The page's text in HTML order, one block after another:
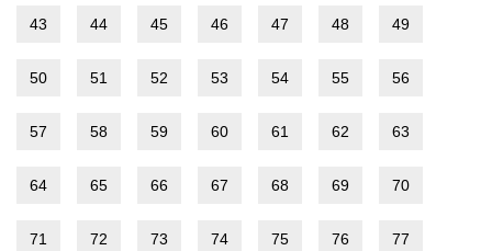
43 44 45 46 47 48 49
50 51 52 53 54 55 56
57 58 59 60 61 62 63
64 65 66 67 68 69 70
71 72 73 74 75 76 77